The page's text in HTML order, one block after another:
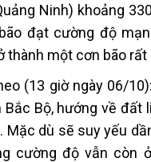
Ninh) khoảng
đạt cường độ
thành một cơn bão rất
(13 giờ ngày 06/
Bắc Bộ, hướng về đất
Mặc dù sẽ suy yếu
cường độ vẫn còn